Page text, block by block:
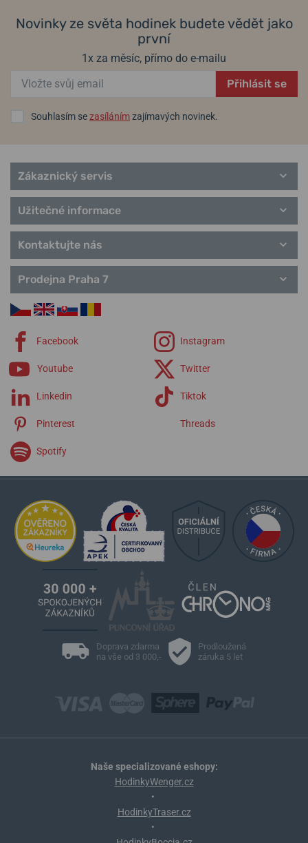
Novinky ze světa hodinek budete vědět jako
první
1x za měsíc, přímo do e-mailu
Přihlásit se
Souhlasím sezasílánímzajímavých novinek.
Zákaznický servis
Užitečné informace
Kontaktujte nás
Prodejna Praha 7
Facebook Instagram
Youtube Twitter
Linkedin Tiktok
Pinterest Threads
Spotify
Doprava zdarma
na vše od 3 000,-
Prodloužená
záruka 5 let
Naše specializované eshopy:
HodinkyWenger.cz
•
HodinkyTraser.cz
•